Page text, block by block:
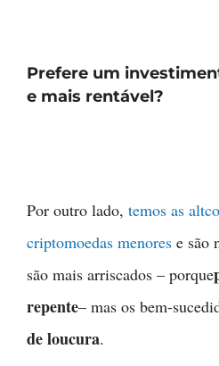
Prefere um
e mais rentável?
Por outro lado, temos as
criptomoedas menores e são
são mais arriscados – porque
repente– mas os bem-
de loucura.